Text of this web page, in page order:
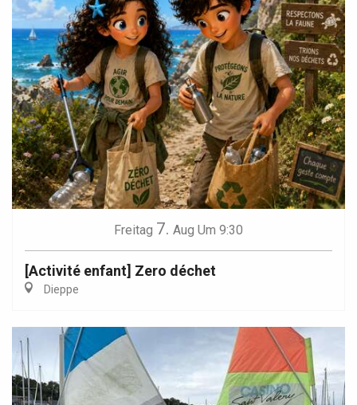
Freitag 7. Aug Um 9:30
[Activité enfant] Zero déchet
Dieppe